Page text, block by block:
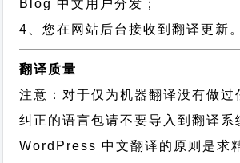
Blog 中文用户分发；
4、您在网站后台接收到翻译更新。
翻译质量
注意：对于仅为机器翻译没有做过
纠正的语言包请不要导入到翻译系
WordPress 中文翻译的原则 是求